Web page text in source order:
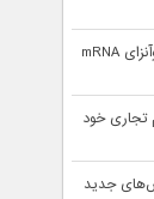
انقلابی در واکسیناسیون؛ اولین واکسن آنفلوآنزای mRNA
تجاری خود
جدید